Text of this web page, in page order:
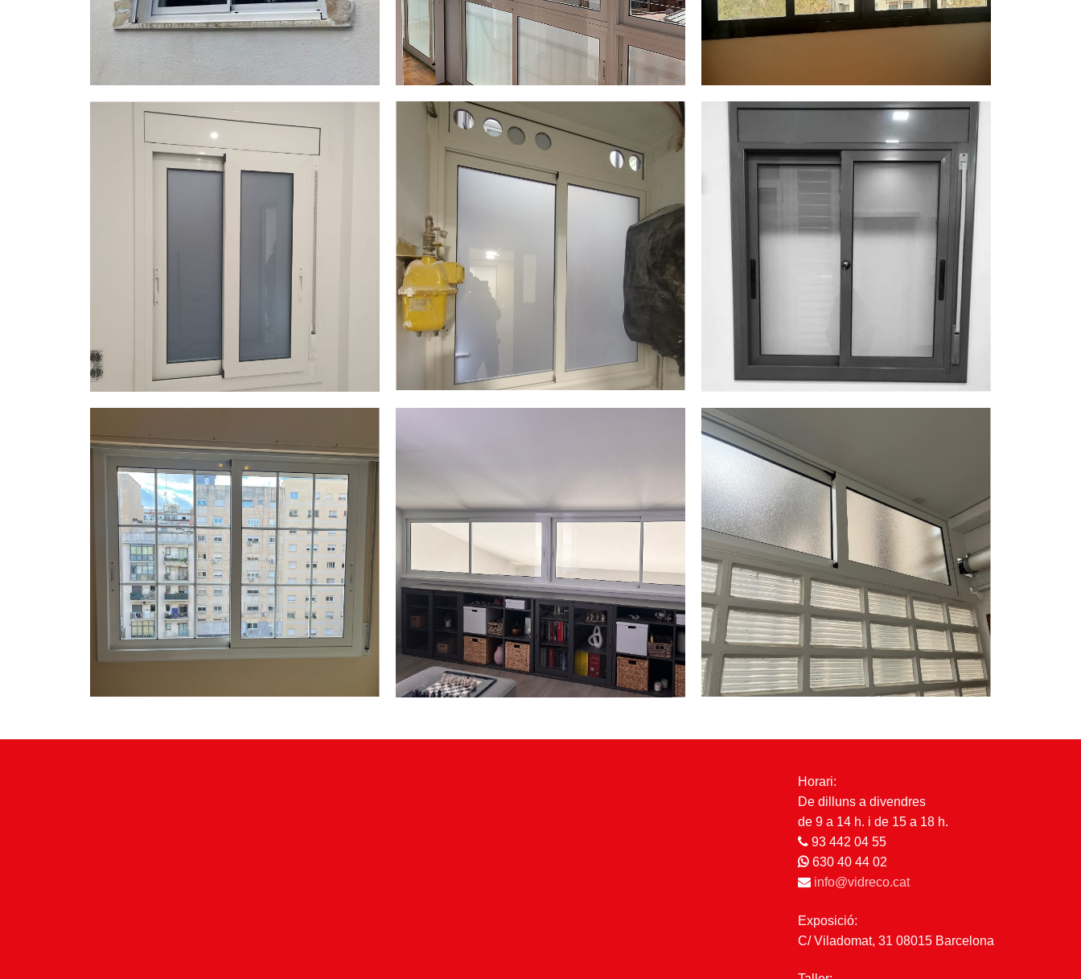
Horari:
De dilluns a divendres
de 9 a 14 h. i de 15 a 18 h.
93 442 04 55
630 40 44 02
info@vidreco.cat
Exposició:
C/ Viladomat, 31 08015 Barcelona